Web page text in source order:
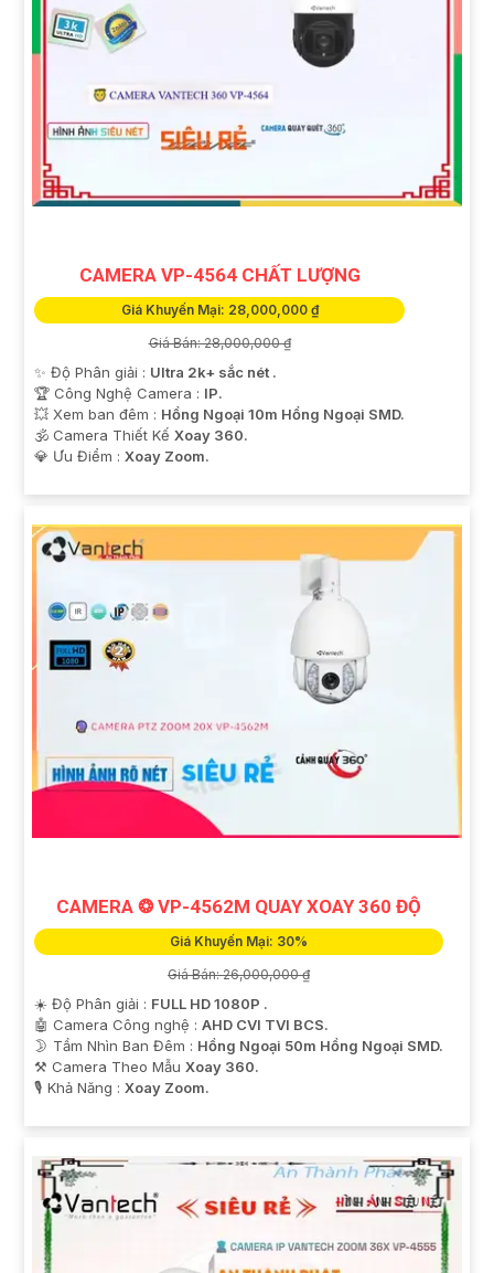
CAMERA VP-4564 CHẤT LƯỢNG
Giá Khuyến Mại: 28,000,000 ₫
Giá Bán: 28,000,000 ₫
✨ Độ Phân giải : Ultra 2k+ sắc nét .
🏆 Công Nghệ Camera : IP.
💥 Xem ban đêm : Hồng Ngoại 10m Hồng Ngoại SMD.
🕉️ Camera Thiết Kế Xoay 360.
️💎 Ưu Điểm : Xoay Zoom.
CAMERA ❂ VP-4562M QUAY XOAY 360 ĐỘ
Giá Khuyến Mại: 30%
Giá Bán: 26,000,000 ₫
☀️ Độ Phân giải : FULL HD 1080P .
🤖️ Camera Công nghệ : AHD CVI TVI BCS.
🌛 Tầm Nhìn Ban Đêm : Hồng Ngoại 50m Hồng Ngoại SMD.
⚒ Camera Theo Mẫu Xoay 360.
️🎙 Khả Năng : Xoay Zoom.